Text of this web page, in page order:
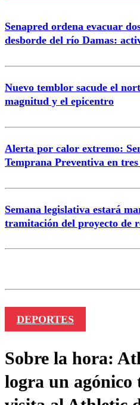
Correo
Senapred ordena evacuar
desborde del río Damas:
Nuevo temblor sacude el
magnitud y el epicentro
Alerta por calor extremo:
Temprana Preventiva en
Semana legislativa estará
tramitación del proyecto de
DEPORTES
Sobre la hora:
logra un agónico